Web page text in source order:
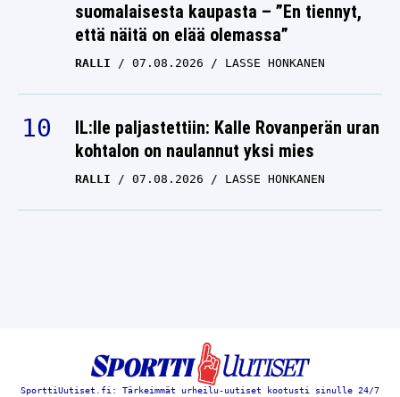
suomalaisesta kaupasta – ”En tiennyt,
että näitä on elää olemassa”
RALLI 07.08.2026 LASSE HONKANEN
IL:lle paljastettiin: Kalle Rovanperän uran
kohtalon on naulannut yksi mies
RALLI 07.08.2026 LASSE HONKANEN
SporttiUutiset.fi: Tärkeimmät urheilu-uutiset kootusti sinulle 24/7